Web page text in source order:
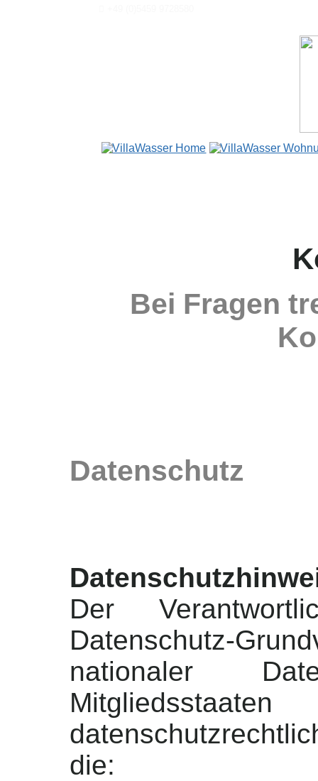
Bei Fragen
Datenschutz
Der
Datenschutz-
nationaler
die: